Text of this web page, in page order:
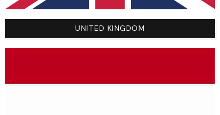
Vous Aimerez Aussi
UNITED KINGDOM